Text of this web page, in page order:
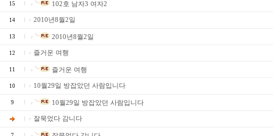
15 102호 남자3 여자2
14 2010년8월2일
13 2010년8월2일
12 즐거운 여행
11 즐거운 여행
10 10월29일 방잡았던 사람입니다
9 10월29일 방잡았던 사람입니다
잘묵었다 감니다